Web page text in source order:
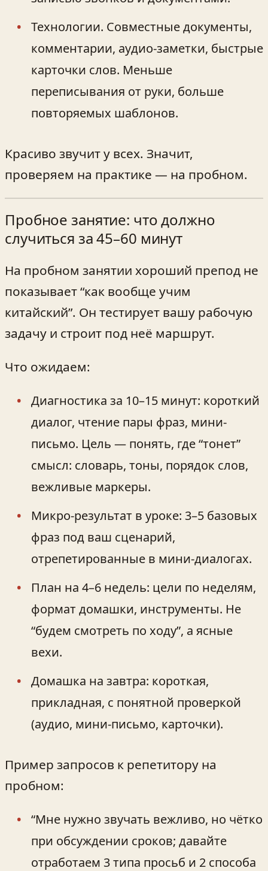
Технологии. Совместные документы,
комментарии, аудио-заметки, быстрые
карточки слов. Меньше
переписывания от руки, больше
повторяемых шаблонов.
Красиво звучит у всех. Значит,
проверяем на практике — на пробном.
Пробное занятие: что должно
случиться за 45–60 минут
На пробном занятии хороший препод не
показывает “как вообще учим
китайский”. Он тестирует вашу рабочую
задачу и строит под неё маршрут.
Что ожидаем:
Диагностика за 10–15 минут: короткий
диалог, чтение пары фраз, мини-
письмо. Цель — понять, где “тонет”
смысл: словарь, тоны, порядок слов,
вежливые маркеры.
Микро-результат в уроке: 3–5 базовых
фраз под ваш сценарий,
отрепетированные в мини-диалогах.
План на 4–6 недель: цели по неделям,
формат домашки, инструменты. Не
“будем смотреть по ходу”, а ясные
вехи.
Домашка на завтра: короткая,
прикладная, с понятной проверкой
(аудио, мини-письмо, карточки).
Пример запросов к репетитору на
пробном:
“Мне нужно звучать вежливо, но чётко
при обсуждении сроков; давайте
отработаем 3 типа просьб и 2 способа